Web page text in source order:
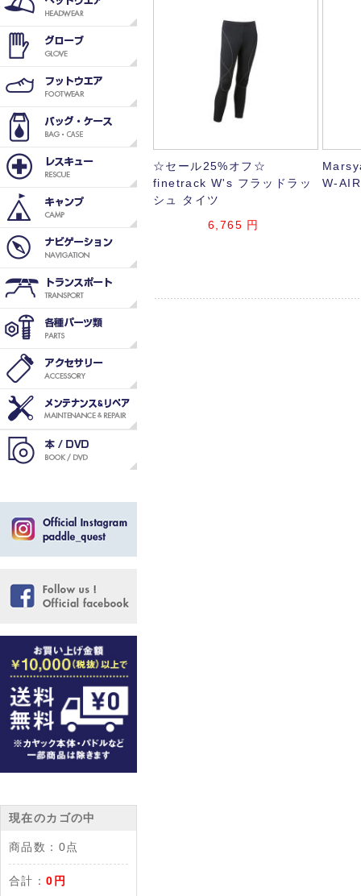
現在のカゴの中
商品数： 0点
合計：0円
☆セール25%オフ☆
finetrack W's フラッドラッ
シュ タイツ
6,765 円
W-